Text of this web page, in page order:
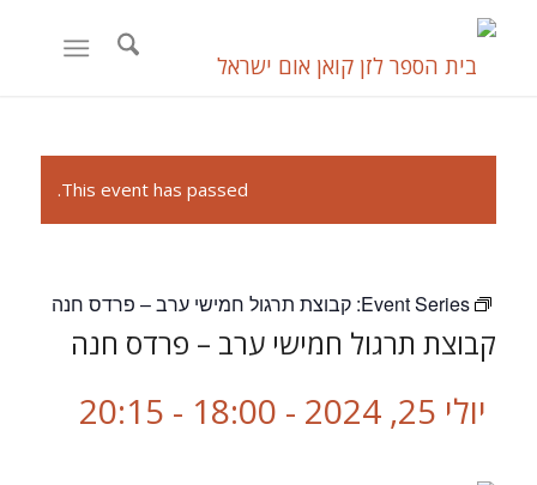
This event has passed.
Event Series: קבוצת תרגול חמישי ערב – פרדס חנה
קבוצת תרגול חמישי ערב – פרדס חנה
יולי 25, 2024 - 18:00 -
20:15